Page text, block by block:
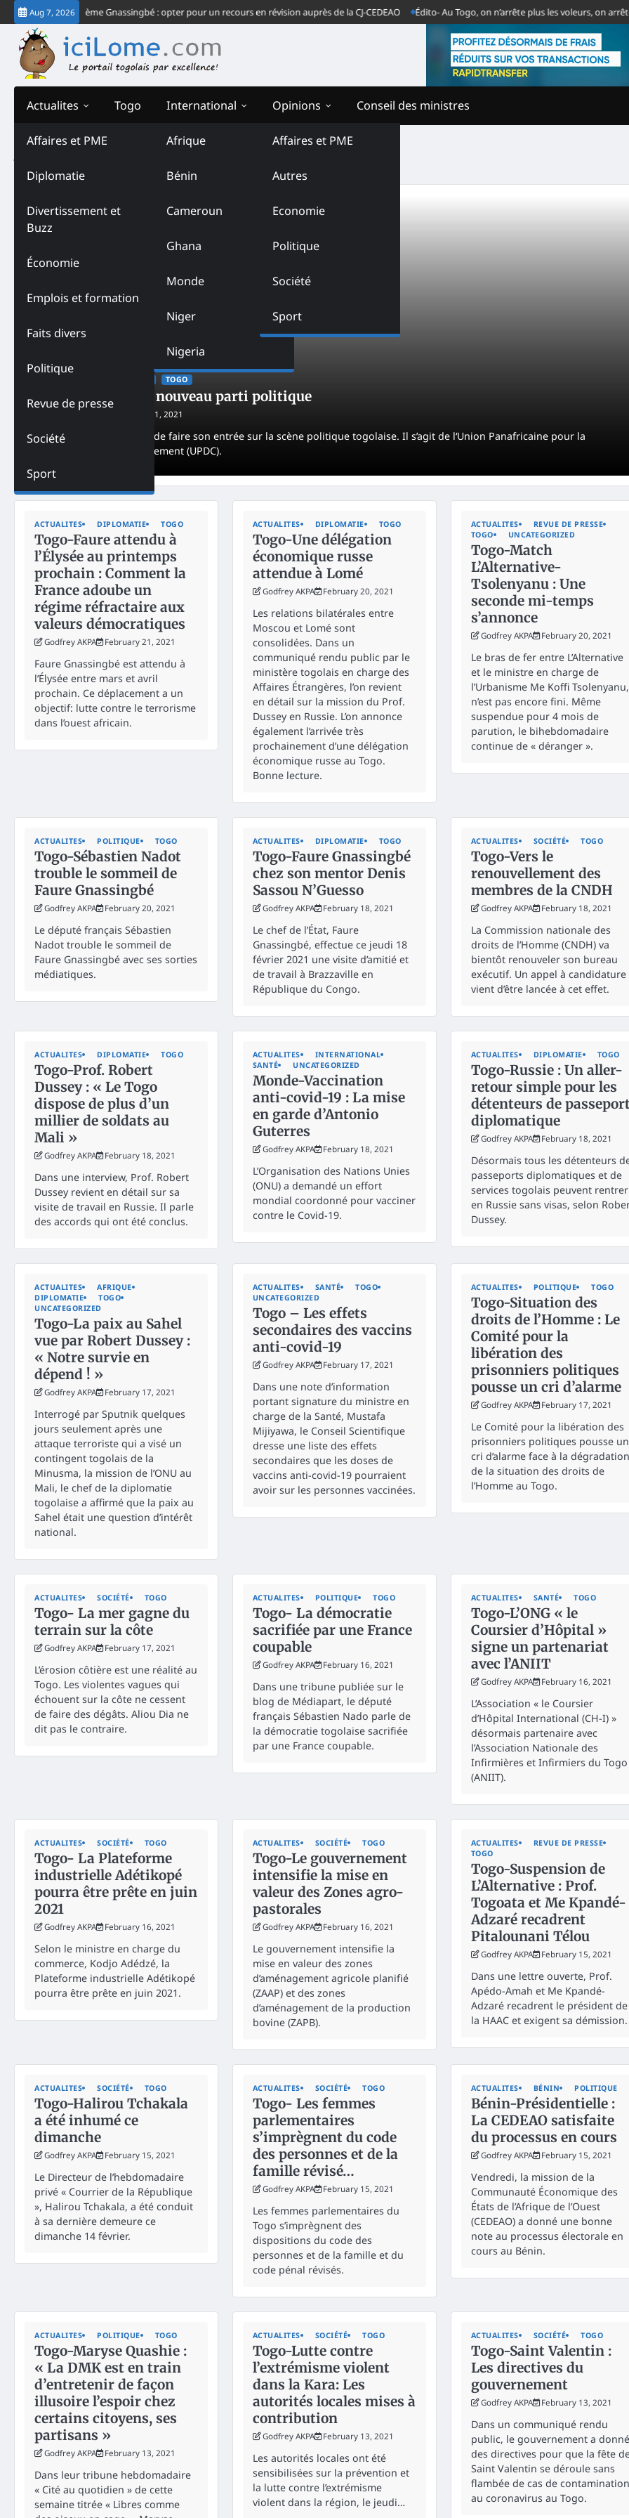
Skip
to
content
Aug 7, 2026
du système Gnassingbé : opter pour un recours en révision auprès de la CJ-CEDEAO Édito- Au Togo, on n’arrête plus les voleurs, on arrête les
Actualites
Affaires et PME
Diplomatie
Divertissement et
Buzz
Économie
Emplois et formation
Faits divers
Politique
Revue de presse
Société
Sport
Togo International
Afrique
Bénin
Cameroun
Ghana
Monde
Niger
Nigeria
Opinions
Affaires et PME
Autres
Economie
Politique
Société
Sport
Conseil des ministres
Author: Godfrey AKPA
TOGO
Togo- Encore un nouveau parti politique
February 21, 2021
Un nouveau parti vient de faire son entrée sur la scène politique togolaise. Il s’agit de l‘Union Panafricaine pour la
Démocratie et le Changement (UPDC).
ACTUALITES DIPLOMATIE TOGO
Togo-Faure attendu à
l’Élysée au printemps
prochain : Comment la
France adoube un
régime réfractaire aux
valeurs démocratiques
Godfrey AKPA February 21, 2021
Faure Gnassingbé est attendu à
l’Élysée entre mars et avril
prochain. Ce déplacement a un
objectif: lutte contre le terrorisme
dans l’ouest africain.
ACTUALITES DIPLOMATIE TOGO
Togo-Une délégation
économique russe
attendue à Lomé
Godfrey AKPA February 20, 2021
Les relations bilatérales entre
Moscou et Lomé sont
consolidées. Dans un
communiqué rendu public par le
ministère togolais en charge des
Affaires Étrangères, l’on revient
en détail sur la mission du Prof.
Dussey en Russie. L’on annonce
également l’arrivée très
prochainement d’une délégation
économique russe au Togo.
Bonne lecture.
ACTUALITES
REVUE DE PRESSE
TOGO
UNCATEGORIZED
Togo-Match
L’Alternative-
Tsolenyanu : Une
seconde mi-temps
s’annonce
Godfrey AKPA February 20, 2021
Le bras de fer entre L’Alternative
et le ministre en charge de
l’Urbanisme Me Koffi Tsolenyanu,
n’est pas encore fini. Même
suspendue pour 4 mois de
parution, le bihebdomadaire
continue de « déranger ».
ACTUALITES POLITIQUE TOGO
Togo-Sébastien Nadot
trouble le sommeil de
Faure Gnassingbé
Godfrey AKPA February 20, 2021
Le député français Sébastien
Nadot trouble le sommeil de
Faure Gnassingbé avec ses sorties
médiatiques.
ACTUALITES DIPLOMATIE TOGO
Togo-Faure Gnassingbé
chez son mentor Denis
Sassou N’Guesso
Godfrey AKPA February 18, 2021
Le chef de l’État, Faure
Gnassingbé, effectue ce jeudi 18
février 2021 une visite d’amitié et
de travail à Brazzaville en
République du Congo.
ACTUALITES SOCIÉTÉ TOGO
Togo-Vers le
renouvellement des
membres de la CNDH
Godfrey AKPA February 18, 2021
La Commission nationale des
droits de l’Homme (CNDH) va
bientôt renouveler son bureau
exécutif. Un appel à candidature
vient d’être lancée à cet effet.
ACTUALITES DIPLOMATIE TOGO
Togo-Prof. Robert
Dussey : « Le Togo
dispose de plus d’un
millier de soldats au
Mali »
Godfrey AKPA February 18, 2021
Dans une interview, Prof. Robert
Dussey revient en détail sur sa
visite de travail en Russie. Il parle
des accords qui ont été conclus.
ACTUALITES
INTERNATIONAL
SANTÉ
UNCATEGORIZED
Monde-Vaccination
anti-covid-19 : La mise
en garde d’Antonio
Guterres
Godfrey AKPA February 18, 2021
L’Organisation des Nations Unies
(ONU) a demandé un effort
mondial coordonné pour vacciner
contre le Covid-19.
ACTUALITES DIPLOMATIE TOGO
Togo-Russie : Un aller-
retour simple pour les
détenteurs de
diplomatique
Godfrey AKPA February 18, 2021
Désormais tous les détenteurs
passeports diplomatiques et de
services togolais peuvent rentrer
en Russie sans visas, selon
Dussey.
ACTUALITES
AFRIQUE
DIPLOMATIE
TOGO
UNCATEGORIZED
Togo-La paix au Sahel
vue par Robert Dussey :
« Notre survie en
dépend ! »
Godfrey AKPA February 17, 2021
Interrogé par Sputnik quelques
jours seulement après une
attaque terroriste qui a visé un
contingent togolais de la
Minusma, la mission de l’ONU au
Mali, le chef de la diplomatie
togolaise a affirmé que la paix au
Sahel était une question d’intérêt
national.
ACTUALITES SANTÉ
TOGO
UNCATEGORIZED
Togo – Les effets
secondaires des vaccins
anti-covid-19
Godfrey AKPA February 17, 2021
Dans une note d’information
portant signature du ministre en
charge de la Santé, Mustafa
Mijiyawa, le Conseil Scientifique
dresse une liste des effets
secondaires que les doses de
vaccins anti-covid-19 pourraient
avoir sur les personnes vaccinées.
ACTUALITES POLITIQUE TOGO
Togo-Situation des
droits de l’Homme : Le
Comité pour la
libération des
prisonniers politiques
pousse un cri d’alarme
Godfrey AKPA February 17, 2021
Le Comité pour la libération des
prisonniers politiques pousse un
cri d’alarme face à la dégradation
de la situation des droits de
l’Homme au Togo.
ACTUALITES SOCIÉTÉ TOGO
Togo- La mer gagne du
terrain sur la côte
Godfrey AKPA February 17, 2021
L’érosion côtière est une réalité au
Togo. Les violentes vagues qui
échouent sur la côte ne cessent
de faire des dégâts. Aliou Dia ne
dit pas le contraire.
ACTUALITES POLITIQUE TOGO
Togo- La démocratie
sacrifiée par une France
coupable
Godfrey AKPA February 16, 2021
Dans une tribune publiée sur le
blog de Médiapart, le député
français Sébastien Nado parle de
la démocratie togolaise sacrifiée
par une France coupable.
ACTUALITES SANTÉ TOGO
Togo-L’ONG « le
Coursier d’Hôpital »
signe un partenariat
avec l’ANIIT
Godfrey AKPA February 16, 2021
L’Association « le Coursier
d’Hôpital International (CH-I) »
désormais partenaire avec
l’Association Nationale des
Infirmières et Infirmiers du Togo
(ANIIT).
ACTUALITES SOCIÉTÉ TOGO
Togo- La Plateforme
industrielle Adétikopé
pourra être prête en juin
2021
Godfrey AKPA February 16, 2021
Selon le ministre en charge du
commerce, Kodjo Adédzé, la
Plateforme industrielle Adétikopé
pourra être prête en juin 2021.
ACTUALITES SOCIÉTÉ TOGO
Togo-Le gouvernement
intensifie la mise en
valeur des Zones agro-
pastorales
Godfrey AKPA February 16, 2021
Le gouvernement intensifie la
mise en valeur des zones
d’aménagement agricole planifié
(ZAAP) et des zones
d’aménagement de la production
bovine (ZAPB).
ACTUALITES
REVUE DE PRESSE
TOGO
Togo-Suspension de
L’Alternative : Prof.
Togoata et Me Kpandé-
Adzaré recadrent
Pitalounani Télou
Godfrey AKPA February 15, 2021
Dans une lettre ouverte, Prof.
Apédo-Amah et Me Kpandé-
Adzaré recadrent le président de
la HAAC et exigent sa démission.
ACTUALITES SOCIÉTÉ TOGO
Togo-Halirou Tchakala
a été inhumé ce
dimanche
Godfrey AKPA February 15, 2021
Le Directeur de l’hebdomadaire
privé « Courrier de la République
», Halirou Tchakala, a été conduit
à sa dernière demeure ce
dimanche 14 février.
ACTUALITES SOCIÉTÉ TOGO
Togo- Les femmes
parlementaires
s’imprègnent du code
des personnes et de la
famille révisé…
Godfrey AKPA February 15, 2021
Les femmes parlementaires du
Togo s’imprègnent des
dispositions du code des
personnes et de la famille et du
code pénal révisés.
ACTUALITES BÉNIN POLITIQUE
Bénin-Présidentielle :
La CEDEAO satisfaite
du processus en cours
Godfrey AKPA February 15, 2021
Vendredi, la mission de la
Communauté Économique des
États de l’Afrique de l’Ouest
(CEDEAO) a donné une bonne
note au processus électorale en
cours au Bénin.
ACTUALITES POLITIQUE TOGO
Togo-Maryse Quashie :
« La DMK est en train
d’entretenir de façon
illusoire l’espoir chez
certains citoyens, ses
partisans »
Godfrey AKPA February 13, 2021
Dans leur tribune hebdomadaire
« Cité au quotidien » de cette
semaine titrée « Libres comme
ACTUALITES SOCIÉTÉ TOGO
Togo-Lutte contre
l’extrémisme violent
dans la Kara: Les
autorités locales mises à
contribution
Godfrey AKPA February 13, 2021
Les autorités locales ont été
sensibilisées sur la prévention et
la lutte contre l’extrémisme
violent dans la région, le jeudi…
ACTUALITES SOCIÉTÉ TOGO
Togo-Saint Valentin :
Les directives du
gouvernement
Godfrey AKPA February 13, 2021
Dans un communiqué rendu
public, le gouvernement a donné
des directives pour que la fête
Saint Valentin se déroule sans
flambée de cas de contamination
au coronavirus au Togo.